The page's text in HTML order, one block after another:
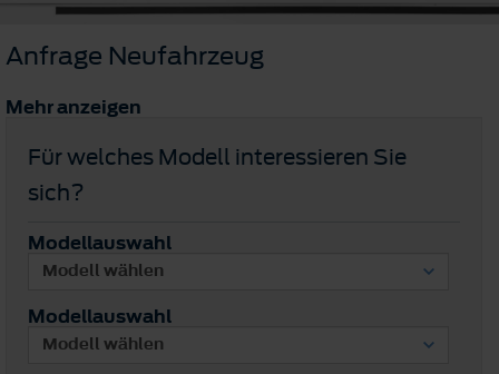
Anfrage Neufahrzeug
Mehr anzeigen
Für welches Modell interessieren Sie
sich?
Modellauswahl
Modellauswahl